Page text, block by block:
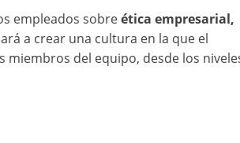
empleados sobreética empresarial,
a crear una cultura en la que el
del equipo, desde los